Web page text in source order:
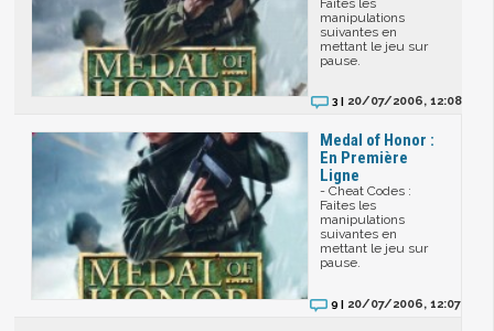
Faites les
manipulations
suivantes en
mettant le jeu sur
pause.
3 | 20/07/2006, 12:08
Medal of Honor :
En Première
Ligne
- Cheat Codes :
Faites les
manipulations
suivantes en
mettant le jeu sur
pause.
9 |20/07/2006, 12:07